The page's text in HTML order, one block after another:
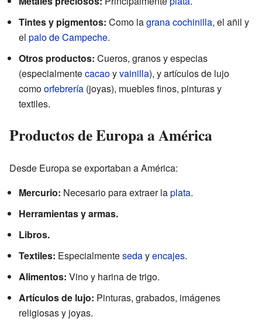
Tintes y pigmentos: Como lagrana cochinilla, el añil y
el palo de Campeche.
Otros productos: Cueros, granos y especias
(especialmentecacaoyvainilla), y artículos de lujo
comoorfebrería (joyas), muebles finos, pinturas y
textiles.
Productos de Europa a América
Desde Europa se exportaban a América:
Mercurio: Necesario para extraer laplata.
Herramientas y armas.
Libros.
Textiles: Especialmentesedayencajes.
Alimentos: Vino y harina de trigo.
Artículos de lujo: Pinturas, grabados, imágenes
religiosas y joyas.